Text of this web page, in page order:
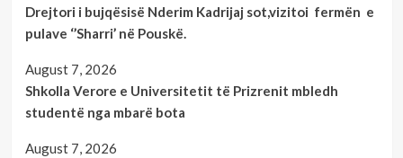
Drejtori i bujqësisë Nderim Kadrijaj sot,vizitoi fermën e
pulave ‘’Sharri’ në Pouskë.
August 7, 2026
Shkolla Verore e Universitetit të Prizrenit mbledh
studentë nga mbarë bota
August 7, 2026